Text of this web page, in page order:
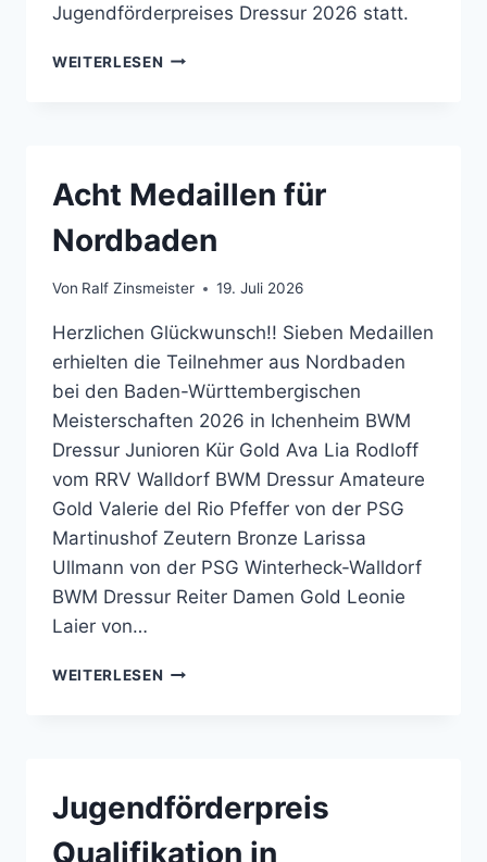
Jugendförderpreises Dressur 2026 statt.
WEITERLESEN JUGENDFÖRDERPREIS
Acht Medaillen für
Nordbaden
Von Ralf Zinsmeister 19. Juli 2026
Herzlichen Glückwunsch!! Sieben Medaillen
erhielten die Teilnehmer aus Nordbaden
bei den Baden-Württembergischen
Meisterschaften 2026 in Ichenheim BWM
Dressur Junioren Kür Gold Ava Lia Rodloff
vom RRV Walldorf BWM Dressur Amateure
Gold Valerie del Rio Pfeffer von der PSG
Martinushof Zeutern Bronze Larissa
Ullmann von der PSG Winterheck-Walldorf
BWM Dressur Reiter Damen Gold Leonie
Laier von…
WEITERLESEN ACHT
Jugendförderpreis
Qualifikation in